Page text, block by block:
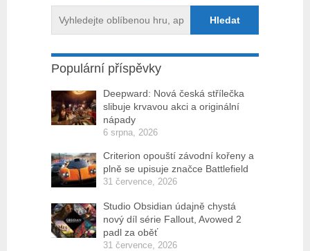
Populární příspěvky
Deepward: Nová česká střílečka
slibuje krvavou akci a originální
nápady
6 srpna, 2026
Criterion opouští závodní kořeny a
plně se upisuje značce Battlefield
31 července, 2026
Studio Obsidian údajně chystá
nový díl série Fallout, Avowed 2
padl za oběť
31 července, 2026